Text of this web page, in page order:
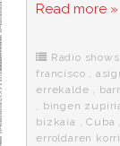
e
o
k
t
r
d
e
Read more »
Radio shows
francisco ,
errekalde ,
, bingen
bizkaia ,Cuba ,
erroldaren